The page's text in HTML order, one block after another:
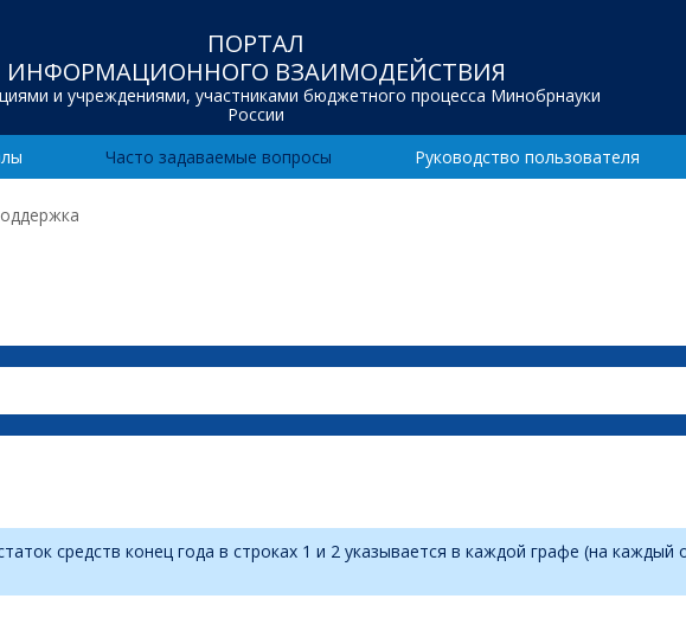
ПОРТАЛ
ИНФОРМАЦИОННОГО ВЗАИМОДЕЙСТВИЯ
и учреждениями, участниками бюджетного процесса Минобрнауки
России
Часто задаваемые вопросы Руководство пользователя
средств конец года в строках 1 и 2 указывается в каждой графе (на каждый